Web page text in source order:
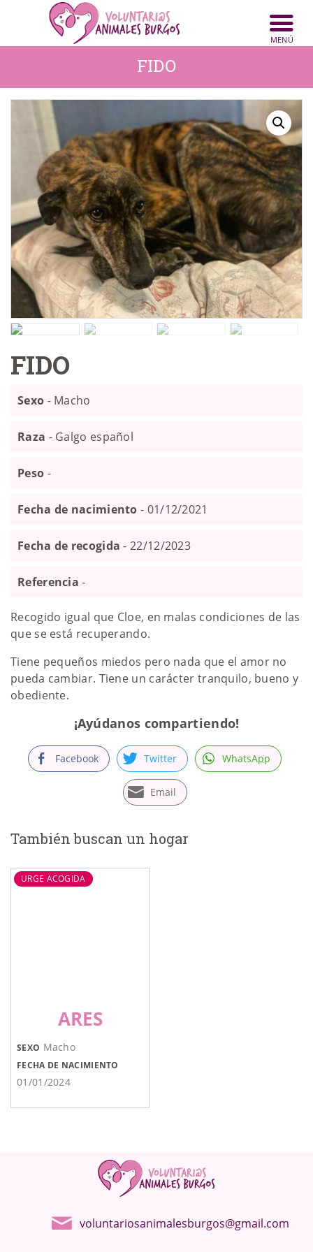
FIDO
INICIO
ANIMALES
CONTACTO
COLABORA
FIDO
Sexo - Macho
Raza - Galgo español
Peso -
Fecha de nacimiento - 01/12/2021
Fecha de recogida - 22/12/2023
Referencia -
Recogido igual que Cloe, en malas condiciones de las
que se está recuperando.
Tiene pequeños miedos pero nada que el amor no
pueda cambiar. Tiene un carácter tranquilo, bueno y
obediente.
¡Ayúdanos compartiendo!
Facebook Twitter WhatsApp
Email
También buscan un hogar
URGE ACOGIDA
ARES
SEXO Macho
FECHA DE NACIMIENTO
01/01/2024
voluntariosanimalesburgos@gmail.com